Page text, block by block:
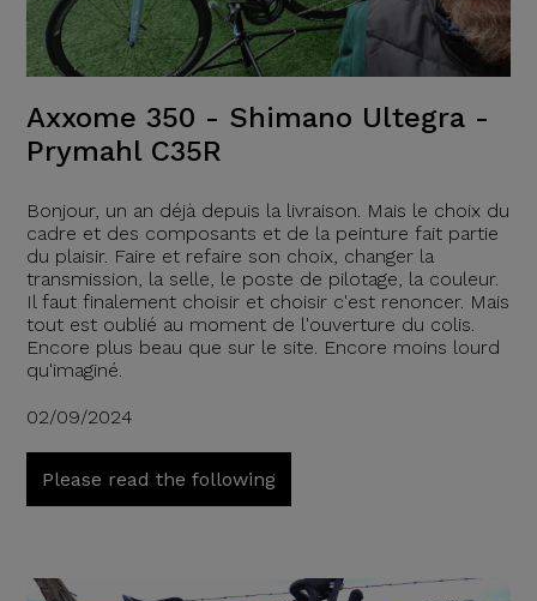
Axxome 350 - Shimano Ultegra -
Prymahl C35R
Bonjour, un an déjà depuis la livraison. Mais le choix du
cadre et des composants et de la peinture fait partie
du plaisir. Faire et refaire son choix, changer la
transmission, la selle, le poste de pilotage, la couleur.
Il faut finalement choisir et choisir c'est renoncer. Mais
tout est oublié au moment de l'ouverture du colis.
Encore plus beau que sur le site. Encore moins lourd
qu'imaginé.
02/09/2024
Please read the following